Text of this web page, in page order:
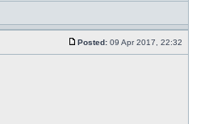
Posted: 09 Apr 2017, 22:32